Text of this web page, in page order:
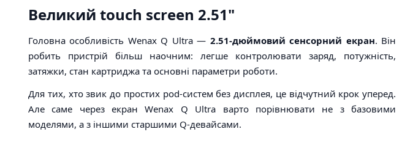
Великий touch screen 2.51"
Головна особливість Wenax Q Ultra — 2.51-дюймовий сенсорний екран. Він
робить пристрій більш наочним: легше контролювати заряд, потужність,
затяжки, стан картриджа та основні параметри роботи.
Для тих, хто звик до простих pod-систем без дисплея, це відчутний крок уперед.
Але саме через екран Wenax Q Ultra варто порівнювати не з базовими
моделями, а з іншими старшими Q-девайсами.